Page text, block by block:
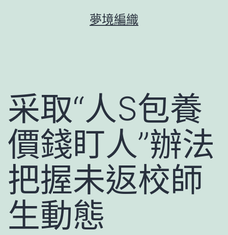
夢境編織
采取“人S包養
價錢盯人”辦法
把握未返校師
生動態